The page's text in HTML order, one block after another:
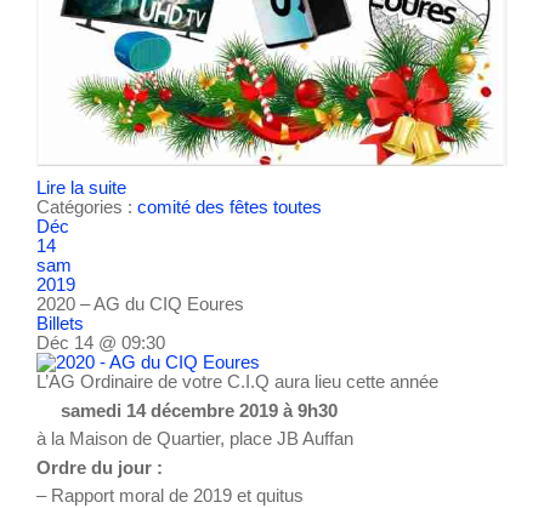
Lire la suite
Catégories : comité des fêtes toutes
Déc
14
sam
2019
2020 – AG du CIQ Eoures
Billets
Déc 14 @ 09:30
L’AG Ordinaire de votre C.I.Q aura lieu cette année
samedi 14 décembre 2019 à 9h30
à la Maison de Quartier, place JB Auffan
Ordre du jour :
– Rapport moral de 2019 et quitus